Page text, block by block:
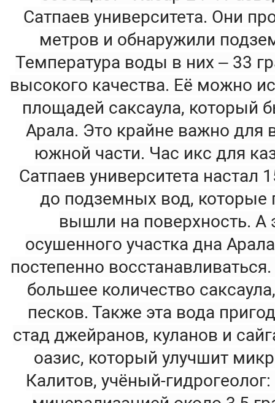
Сатпаев университета. Они
метров и обнаружили
Температура воды в них – 33
высокого качества. Её можно
площадей саксаула,
Арала. Это крайне важно для
южной части. Час икс для
Сатпаев университета настал
до подземных вод,
вышли на поверхность. А
осушенного участка дна
постепенно
большее количество
песков. Также эта вода
стад джейранов, куланов и
оазис, который улучшит
Калитов, учёный-